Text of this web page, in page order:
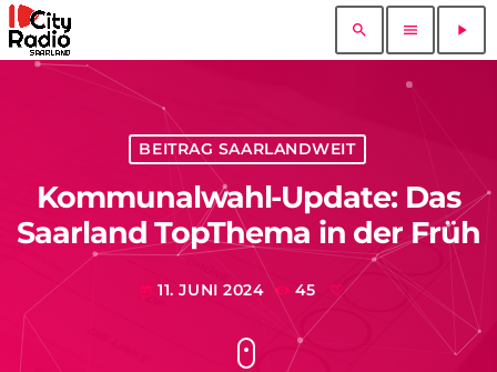
search menu play_arrow
BEITRAG SAARLANDWEIT
Kommunalwahl-Update: Das
Saarland TopThema in der Früh
today 11. JUNI 2024 45